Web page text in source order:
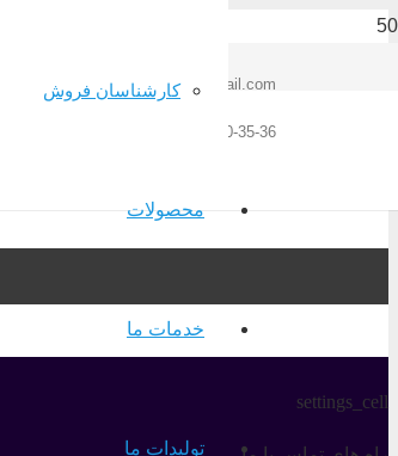
kaspian.foolad@gmail.com
02833454810-30-35-36
کارشناسان فروش
محصولات
خدمات ما
تولیدات ما
settings_cell